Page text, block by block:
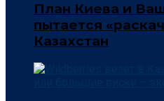
План Киева и
пытается
Казахстан